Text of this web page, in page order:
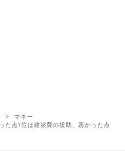
マネー
た点1位は建築費の援助、悪かった点